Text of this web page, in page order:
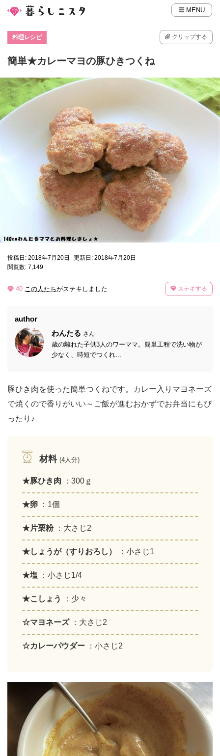
MENU
料理レシピ クリップする
簡単★カレーマヨの豚ひきつくね
投稿日: 2018年7月20日
更新日: 2018年7月20日
閲覧数: 7,149
40 この人たちがステキしました ステキする
author
わんたる さん
歳の離れた子供3人のワーママ。簡単工程で洗い物が
少なく、時短でつくれ...
豚ひき肉を使った簡単つくねです。カレー入りマヨネーズ
で焼くので香りがいい～ご飯が進むおかずでお弁当にもぴ
ったり♪
材料 (4人分)
★豚ひき肉 ：300ｇ
★卵 ：1個
★片栗粉 ：大さじ2
★しょうが（すりおろし） ：小さじ1
★塩 ：小さじ1/4
★こしょう ：少々
☆マヨネーズ ：大さじ2
☆カレーパウダー ：小さじ2